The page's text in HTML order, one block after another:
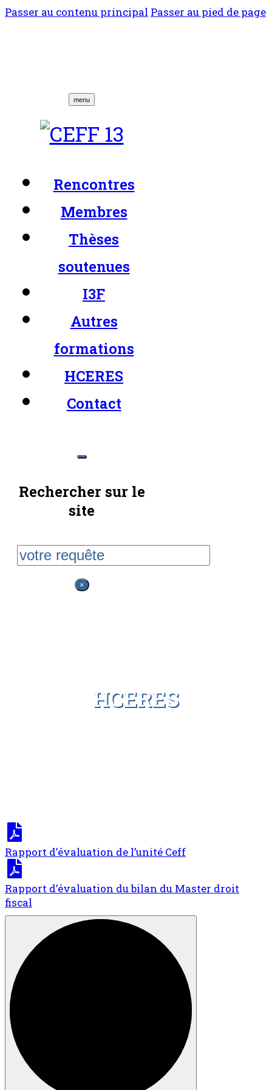
Passer au contenu principal Passer au pied de page
menu
Rencontres
Membres
Thèses
soutenues
I3F
Autres
formations
HCERES
Contact
Rechercher sur le
site
Rechercher
×
HCERES
Rapport d’évaluation de l’unité Ceff
Rapport d’évaluation du bilan du Master droit
fiscal